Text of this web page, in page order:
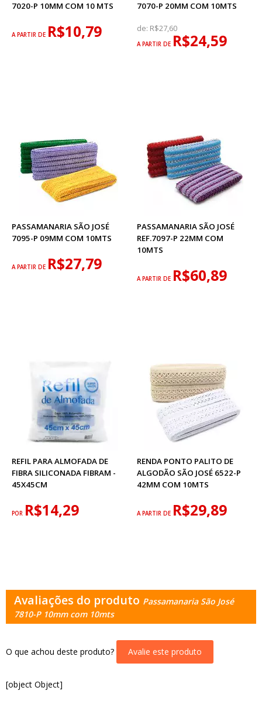
7020-P 10MM COM 10 MTS
A PARTIR DE R$10,79
7070-P 20MM COM 10MTS
de: R$27,60
A PARTIR DE R$24,59
PASSAMANARIA SÃO JOSÉ
7095-P 09MM COM 10MTS
A PARTIR DE R$27,79
PASSAMANARIA SÃO JOSÉ
REF.7097-P 22MM COM
10MTS
A PARTIR DE R$60,89
REFIL PARA ALMOFADA DE
FIBRA SILICONADA FIBRAM -
45X45CM
POR R$14,29
RENDA PONTO PALITO DE
ALGODÃO SÃO JOSÉ 6522-P
42MM COM 10MTS
A PARTIR DE R$29,89
Avaliações do produto Passamanaria São José
7810-P 10mm com 10mts
O que achou deste produto? Avalie este produto
[object Object]